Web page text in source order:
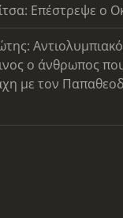
Επέστρεψε ο
ο άνθρωπος
με τον